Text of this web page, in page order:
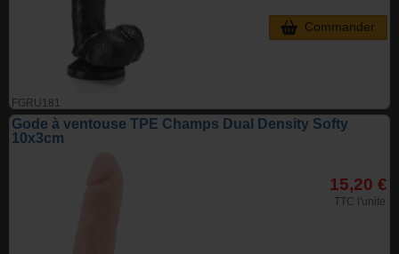
FGRU181
Commander
Gode à ventouse TPE Champs Dual Density Softy
10x3cm
15,20 €
TTC l'unite